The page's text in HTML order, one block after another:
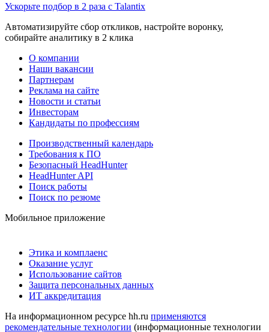
Ускорьте подбор в 2 раза с Talantix
Автоматизируйте сбор откликов, настройте воронку,
собирайте аналитику в 2 клика
О компании
Наши вакансии
Партнерам
Реклама на сайте
Новости и статьи
Инвесторам
Кандидаты по профессиям
Производственный календарь
Требования к ПО
Безопасный HeadHunter
HeadHunter API
Поиск работы
Поиск по резюме
Мобильное приложение
Этика и комплаенс
Оказание услуг
Использование сайтов
Защита персональных данных
ИТ аккредитация
На информационном ресурсе hh.ru применяются
рекомендательные технологии (информационные технологии